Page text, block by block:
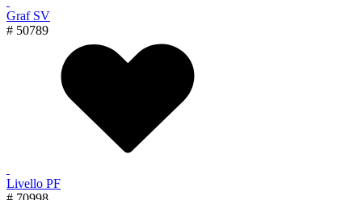
Graf SV
# 50789
Livello PF